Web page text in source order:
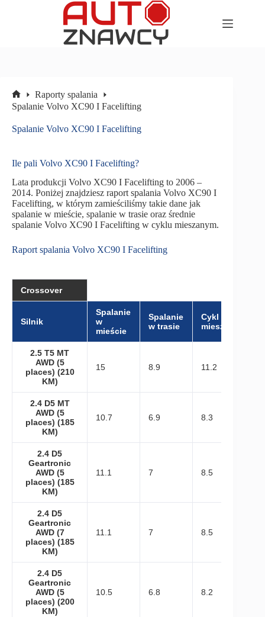
Strona
główna
Raporty spalania
Spalanie Volvo XC90 I Facelifting
Spalanie Volvo XC90 I Facelifting
Ile pali Volvo XC90 I Facelifting?
Lata produkcji Volvo XC90 I Facelifting to 2006 –
2014. Poniżej znajdziesz raport spalania Volvo XC90 I
Facelifting, w którym zamieściliśmy takie dane jak
spalanie w mieście, spalanie w trasie oraz średnie
spalanie Volvo XC90 I Facelifting w cyklu mieszanym.
Raport spalania Volvo XC90 I Facelifting
Crossover
Silnik
Spalanie
w
mieście
Spalanie
w trasie
Cykl
mieszany
2.5 T5 MT
AWD (5
places) (210
KM)
15 8.9 11.2
2.4 D5 MT
AWD (5
places) (185
KM)
10.7 6.9 8.3
2.4 D5
Geartronic
AWD (5
places) (185
KM)
11.1 7 8.5
2.4 D5
Geartronic
AWD (7
places) (185
KM)
11.1 7 8.5
2.4 D5
Geartronic
AWD (5
places) (200
KM)
10.5 6.8 8.2